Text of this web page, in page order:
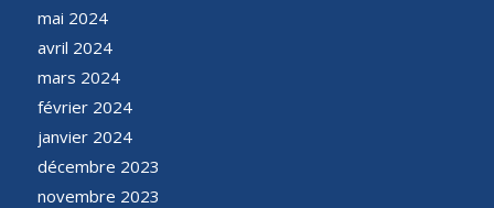
mai 2024
avril 2024
mars 2024
février 2024
janvier 2024
décembre 2023
novembre 2023